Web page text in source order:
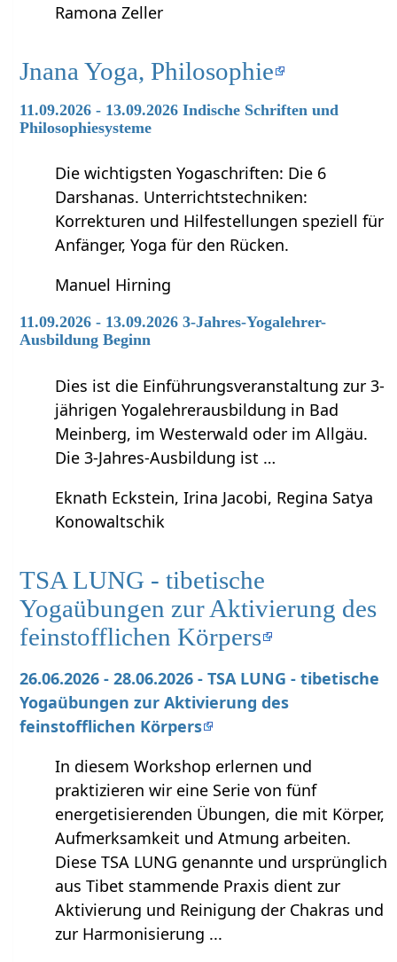
Ramona Zeller
Jnana Yoga, Philosophie
11.09.2026 - 13.09.2026 Indische Schriften und
Philosophiesysteme
Die wichtigsten Yogaschriften: Die 6
Darshanas. Unterrichtstechniken:
Korrekturen und Hilfestellungen speziell für
Anfänger, Yoga für den Rücken.
Manuel Hirning
11.09.2026 - 13.09.2026 3-Jahres-Yogalehrer-
Ausbildung Beginn
Dies ist die Einführungsveranstaltung zur 3-
jährigen Yogalehrerausbildung in Bad
Meinberg, im Westerwald oder im Allgäu.
Die 3-Jahres-Ausbildung ist …
Eknath Eckstein, Irina Jacobi, Regina Satya
Konowaltschik
TSA LUNG - tibetische
Yogaübungen zur Aktivierung des
feinstofflichen Körpers
26.06.2026 - 28.06.2026 - TSA LUNG - tibetische
Yogaübungen zur Aktivierung des
feinstofflichen Körpers
In diesem Workshop erlernen und
praktizieren wir eine Serie von fünf
energetisierenden Übungen, die mit Körper,
Aufmerksamkeit und Atmung arbeiten.
Diese TSA LUNG genannte und ursprünglich
aus Tibet stammende Praxis dient zur
Aktivierung und Reinigung der Chakras und
zur Harmonisierung ...